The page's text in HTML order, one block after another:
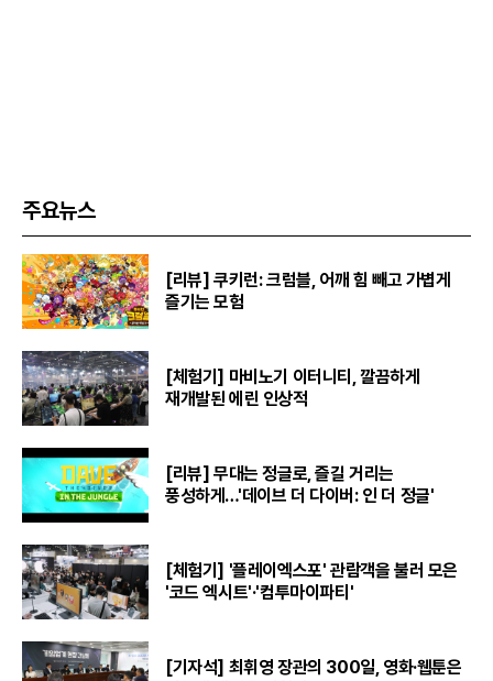
주요뉴스
[리뷰] 쿠키런: 크럼블, 어깨 힘 빼고 가볍게
즐기는 모험
[체험기] 마비노기 이터니티, 깔끔하게
재개발된 에린 인상적
[리뷰] 무대는 정글로, 즐길 거리는
풍성하게…'데이브 더 다이버: 인 더 정글'
[체험기] '플레이엑스포' 관람객을 불러 모은
'코드 엑시트'·'컴투마이파티'
[기자석] 최휘영 장관의 300일, 영화·웹툰은